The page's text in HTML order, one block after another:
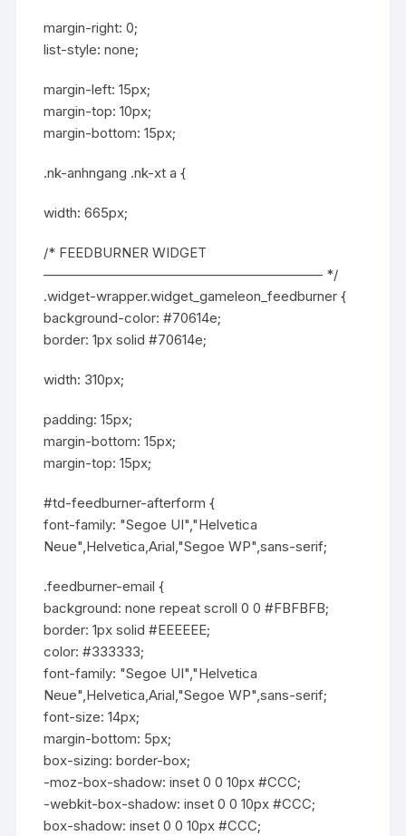
margin-right: 0;
list-style: none;
margin-left: 15px;
margin-top: 10px;
margin-bottom: 15px;
.nk-anhngang .nk-xt a {
width: 665px;
/* FEEDBURNER WIDGET
————————————————————– */
.widget-wrapper.widget_gameleon_feedburner {
background-color: #70614e;
border: 1px solid #70614e;
width: 310px;
padding: 15px;
margin-bottom: 15px;
margin-top: 15px;
#td-feedburner-afterform {
font-family: "Segoe UI","Helvetica
Neue",Helvetica,Arial,"Segoe WP",sans-serif;
.feedburner-email {
background: none repeat scroll 0 0 #FBFBFB;
border: 1px solid #EEEEEE;
color: #333333;
font-family: "Segoe UI","Helvetica
Neue",Helvetica,Arial,"Segoe WP",sans-serif;
font-size: 14px;
margin-bottom: 5px;
box-sizing: border-box;
-moz-box-shadow: inset 0 0 10px #CCC;
-webkit-box-shadow: inset 0 0 10px #CCC;
box-shadow: inset 0 0 10px #CCC;